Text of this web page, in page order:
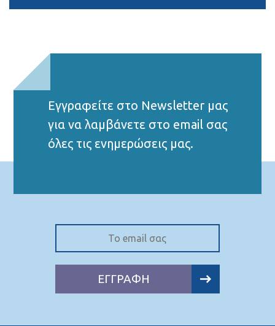
Εγγραφείτε στο Νewsletter μας
για να λαμβάνετε στο email σας
όλες τις ενημερώσεις μας.
ΕΓΓΡΑΦΗ